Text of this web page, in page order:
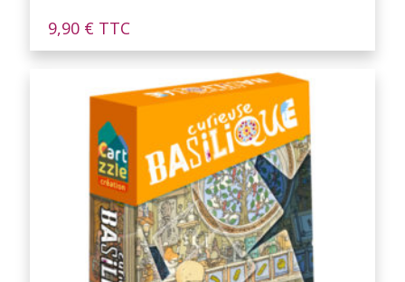
9,90 € TTC